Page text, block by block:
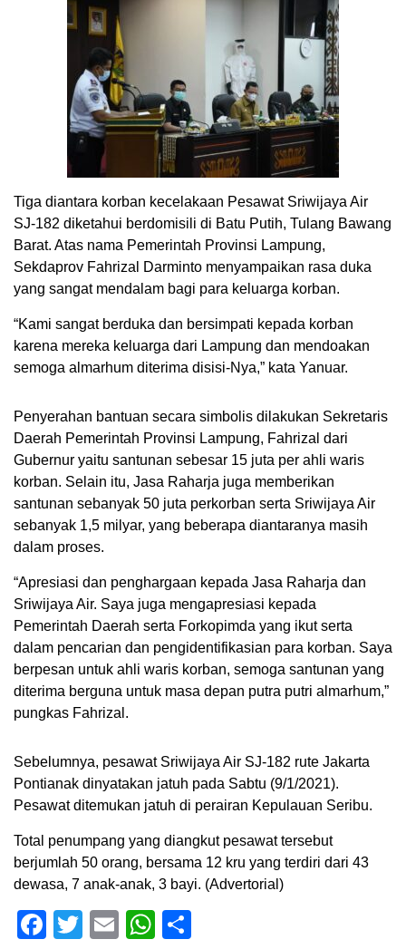
Tiga diantara korban kecelakaan Pesawat Sriwijaya Air
SJ-182 diketahui berdomisili di Batu Putih, Tulang Bawang
Barat. Atas nama Pemerintah Provinsi Lampung,
Sekdaprov Fahrizal Darminto menyampaikan rasa duka
yang sangat mendalam bagi para keluarga korban.
“Kami sangat berduka dan bersimpati kepada korban
karena mereka keluarga dari Lampung dan mendoakan
semoga almarhum diterima disisi-Nya,” kata Yanuar.
Penyerahan bantuan secara simbolis dilakukan Sekretaris
Daerah Pemerintah Provinsi Lampung, Fahrizal dari
Gubernur yaitu santunan sebesar 15 juta per ahli waris
korban. Selain itu, Jasa Raharja juga memberikan
santunan sebanyak 50 juta perkorban serta Sriwijaya Air
sebanyak 1,5 milyar, yang beberapa diantaranya masih
dalam proses.
“Apresiasi dan penghargaan kepada Jasa Raharja dan
Sriwijaya Air. Saya juga mengapresiasi kepada
Pemerintah Daerah serta Forkopimda yang ikut serta
dalam pencarian dan pengidentifikasian para korban. Saya
berpesan untuk ahli waris korban, semoga santunan yang
diterima berguna untuk masa depan putra putri almarhum,”
pungkas Fahrizal.
Sebelumnya, pesawat Sriwijaya Air SJ-182 rute Jakarta
Pontianak dinyatakan jatuh pada Sabtu (9/1/2021).
Pesawat ditemukan jatuh di perairan Kepulauan Seribu.
Total penumpang yang diangkut pesawat tersebut
berjumlah 50 orang, bersama 12 kru yang terdiri dari 43
dewasa, 7 anak-anak, 3 bayi. (Advertorial)
Facebook
Twitter
EmailWhatsApp